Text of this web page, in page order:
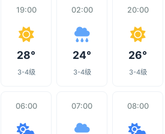
19:00
28°
3-4级
02:00
24°
3-4级
20:00
26°
3-4级
06:00 07:00 08:00